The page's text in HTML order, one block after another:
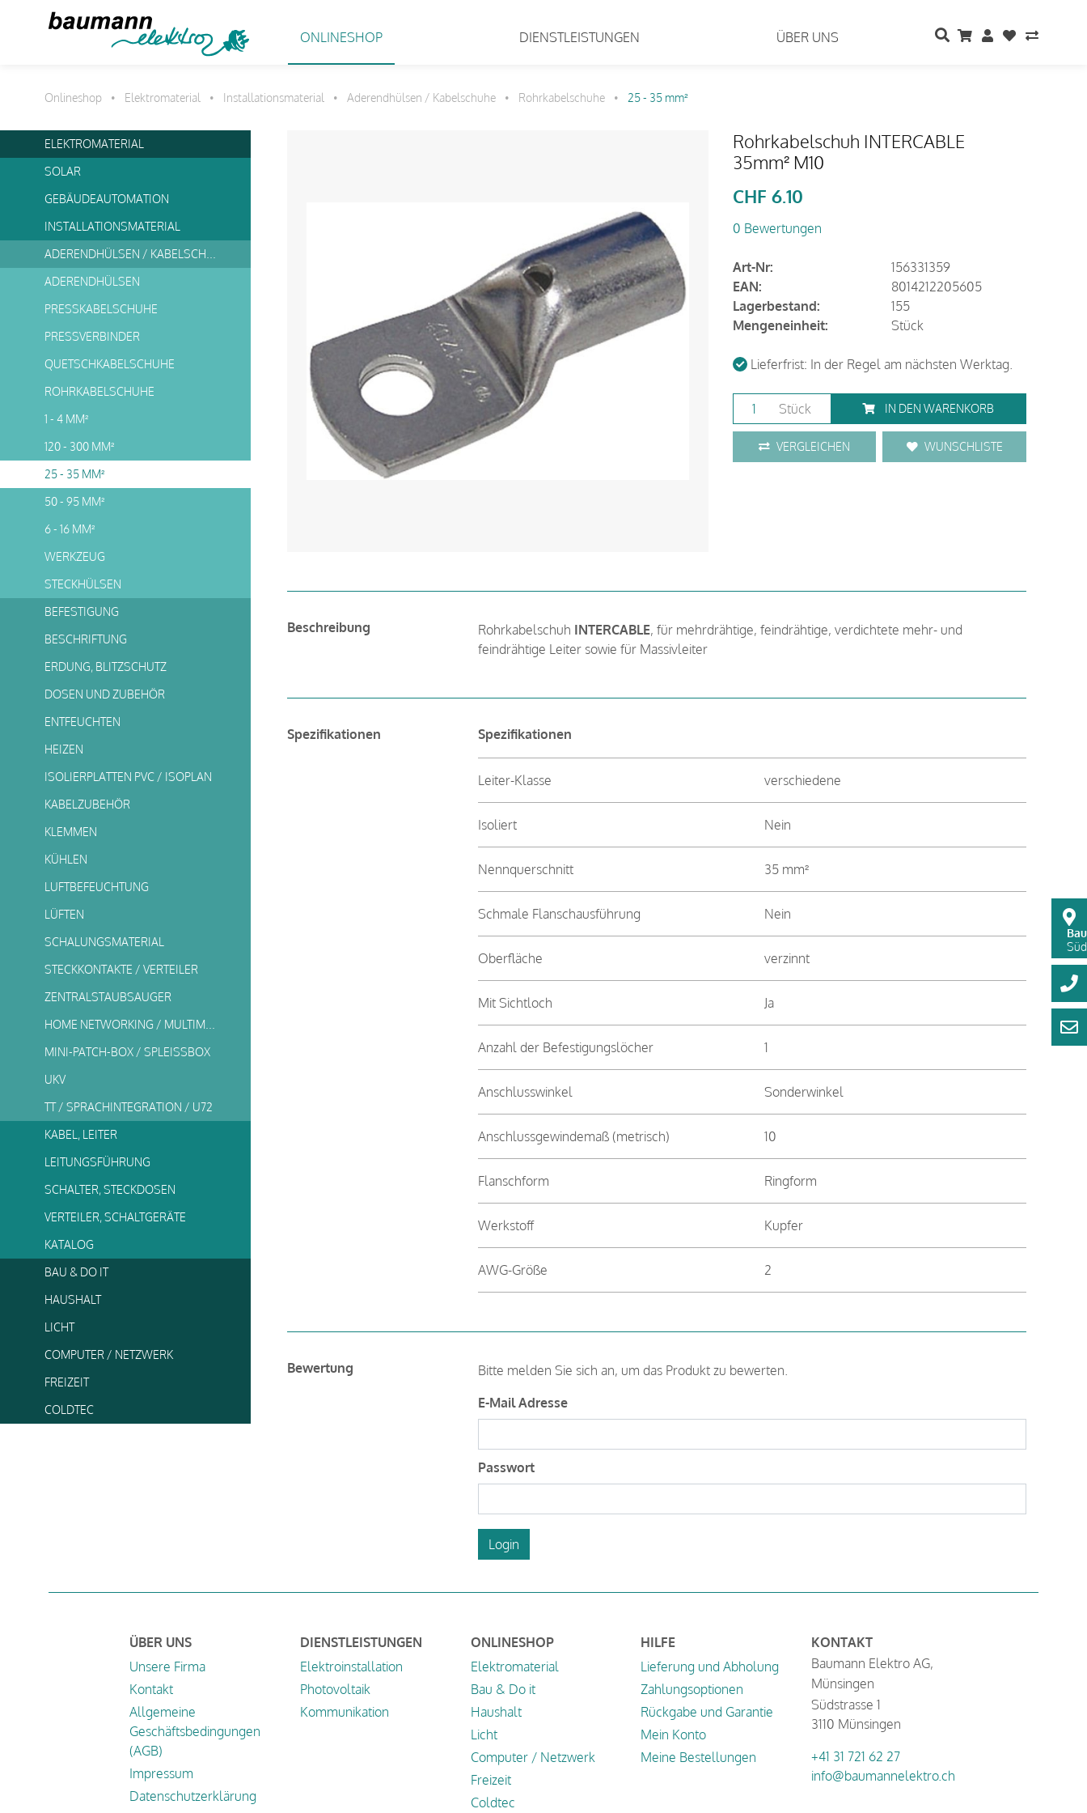
ONLINESHOP DIENSTLEISTUNGEN ÜBER UNS
Onlineshop • Elektromaterial • Installationsmaterial • Aderendhülsen / Kabelschuhe • Rohrkabelschuhe • 25 - 35 mm²
ELEKTROMATERIAL
SOLAR
GEBÄUDEAUTOMATION
INSTALLATIONSMATERIAL
ADERENDHÜLSEN
PRESSKABELSCHUHE
PRESSVERBINDER
QUETSCHKABELSCHUHE
ROHRKABELSCHUHE
1 - 4 MM²
120 - 300 MM²
25 - 35 MM²
50 - 95 MM²
6 - 16 MM²
WERKZEUG
STECKHÜLSEN
BEFESTIGUNG
BESCHRIFTUNG
ERDUNG, BLITZSCHUTZ
DOSEN UND ZUBEHÖR
ENTFEUCHTEN
HEIZEN
ISOLIERPLATTEN PVC / ISOPLAN
KABELZUBEHÖR
KLEMMEN
KÜHLEN
LUFTBEFEUCHTUNG
LÜFTEN
SCHALUNGSMATERIAL
STECKKONTAKTE / VERTEILER
ZENTRALSTAUBSAUGER
MINI-PATCH-BOX / SPLEISSBOX
UKV
TT / SPRACHINTEGRATION / U72
KABEL, LEITER
LEITUNGSFÜHRUNG
SCHALTER, STECKDOSEN
VERTEILER, SCHALTGERÄTE
KATALOG
BAU & DO IT
HAUSHALT
LICHT
COMPUTER / NETZWERK
FREIZEIT
COLDTEC
Rohrkabelschuh INTERCABLE
35mm² M10
CHF 6.10
0 Bewertungen
Art-Nr:
156331359
EAN:
8014212205605
Lagerbestand:
155
Mengeneinheit:
Stück
Lieferfrist: In der Regel am nächsten Werktag.
Stück IN DEN WARENKORB
VERGLEICHEN WUNSCHLISTE
Beschreibung Rohrkabelschuh INTERCABLE, für mehrdrähtige, feindrähtige, verdichtete mehr- und
feindrähtige Leiter sowie für Massivleiter
Spezifikationen Spezifikationen
Leiter-Klasse verschiedene
Isoliert Nein
Nennquerschnitt 35 mm²
Schmale Flanschausführung Nein
Oberfläche verzinnt
Mit Sichtloch Ja
Anzahl der Befestigungslöcher 1
Anschlusswinkel Sonderwinkel
Anschlussgewindemaß (metrisch) 10
Flanschform Ringform
Werkstoff Kupfer
AWG-Größe 2
Bewertung
Bitte melden Sie sich an, um das Produkt zu bewerten.
E-Mail Adresse
Passwort
Login
ÜBER UNS
Unsere Firma
Kontakt
Allgemeine
Geschäftsbedingungen
(AGB)
Impressum
Datenschutzerklärung
DIENSTLEISTUNGEN
Elektroinstallation
Photovoltaik
Kommunikation
ONLINESHOP
Elektromaterial
Bau & Do it
Haushalt
Licht
Computer / Netzwerk
Freizeit
Coldtec
HILFE
Lieferung und Abholung
Zahlungsoptionen
Rückgabe und Garantie
Mein Konto
Meine Bestellungen
KONTAKT
Baumann Elektro AG,
Münsingen
Südstrasse 1
3110 Münsingen
+41 31 721 62 27
info@baumannelektro.ch